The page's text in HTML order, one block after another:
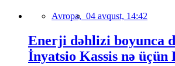
Avropa, 04 avqust, 14:42
Enerji dəhlizi boyunca
İnyatsio Kassis nə üçün